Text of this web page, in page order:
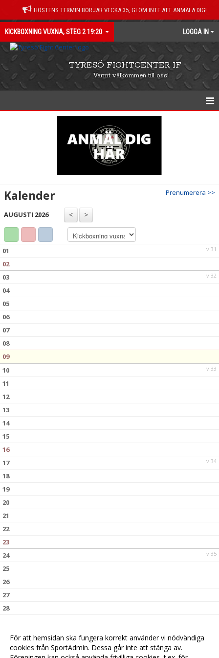
HÖSTENS TERMIN BÖRJAR VECKA 35, GLÖM INTE ATT ANMÄLA DIG!
KICKBOXNING VUXNA, STEG 2 19:20 LOGGA IN
TYRESÖ FIGHTCENTER IF
Varmt välkommen till oss!
Prenumerera >>
Kalender
AUGUSTI 2026
v.31
01
02
v.32
03
04
05
06
07
08
09
v.33
10
11
12
13
14
15
16
v.34
17
18
19
20
21
22
23
v.35
24
25
26
27
28
För att hemsidan ska fungera korrekt använder vi nödvändiga
cookies från SportAdmin. Dessa går inte att stänga av.